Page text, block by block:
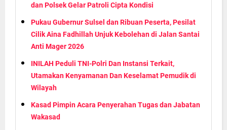
dan Polsek Gelar Patroli Cipta Kondisi
Pukau Gubernur Sulsel dan Ribuan Peserta, Pesilat
Cilik Aina Fadhillah Unjuk Kebolehan di Jalan Santai
Anti Mager 2026
INILAH Peduli TNI-Polri Dan Instansi Terkait,
Utamakan Kenyamanan Dan Keselamat Pemudik di
Wilayah
Kasad Pimpin Acara Penyerahan Tugas dan Jabatan
Wakasad